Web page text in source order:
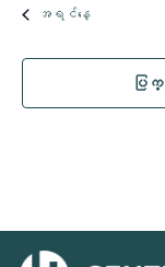
အတွက်
ရွေး
အရင်နေ့
ပြ